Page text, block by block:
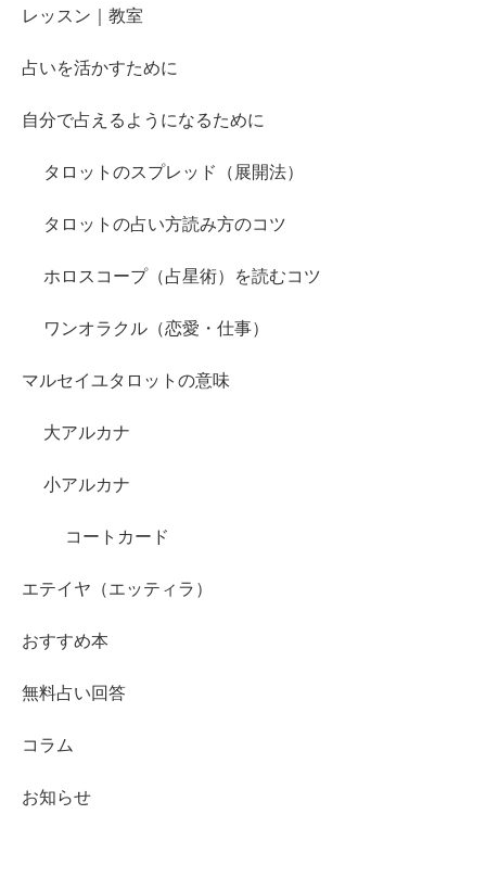
レッスン｜教室
占いを活かすために
自分で占えるようになるために
タロットのスプレッド（展開法）
タロットの占い方読み方のコツ
ホロスコープ（占星術）を読むコツ
ワンオラクル（恋愛・仕事）
マルセイユタロットの意味
大アルカナ
小アルカナ
コートカード
エテイヤ（エッティラ）
おすすめ本
無料占い回答
コラム
お知らせ